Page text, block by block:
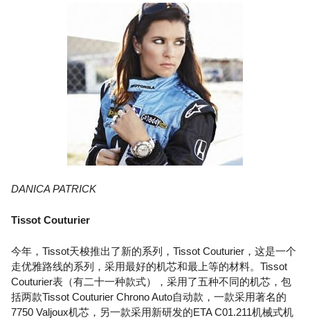
DANICA PATRICK
Tissot Couturier
今年，Tissot天梭推出了新的系列，Tissot Couturier，这是一个
走优雅路线的系列，采用最好的机芯和最上等的材料。Tissot
Couturier表（有二十一种款式），采用了五种不同的机芯，包
括两款Tissot Couturier Chrono Auto自动款，一款采用著名的
7750 Valjoux机芯，另一款采用新研发的ETA C01.211机械式机